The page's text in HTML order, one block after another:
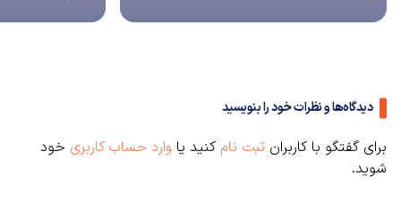
دیدگاه‌ها و نظرات خود را بنویسید
برای گفتگو با کاربران ثبت نام کنید یا وارد حساب کاربری خود
شوید.